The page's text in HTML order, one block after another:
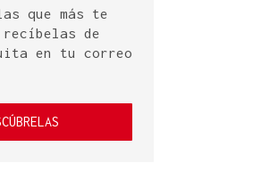
que más te
de
en tu correo